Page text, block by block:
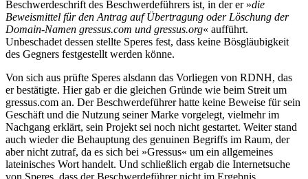
Beschwerdeschrift des Beschwerdeführers ist, in der er »die
Beweismittel für den Antrag auf Übertragung oder Löschung der
Domain-Namen gressus.com und gressus.org« aufführt.
Unbeschadet dessen stellte Speres fest, dass keine Bösgläubigkeit
des Gegners festgestellt werden könne.
Von sich aus prüfte Speres alsdann das Vorliegen von RDNH, das
er bestätigte. Hier gab er die gleichen Gründe wie beim Streit um
gressus.com an. Der Beschwerdeführer hatte keine Beweise für sein
Geschäft und die Nutzung seiner Marke vorgelegt, vielmehr im
Nachgang erklärt, sein Projekt sei noch nicht gestartet. Weiter stand
auch wieder die Behauptung des genuinen Begriffs im Raum, der
aber nicht zutraf, da es sich bei »Gressus« um ein allgemeines
lateinisches Wort handelt. Und schließlich ergab die Internetsuche
von Speres, dass der Beschwerdeführer nicht im Ergebnis